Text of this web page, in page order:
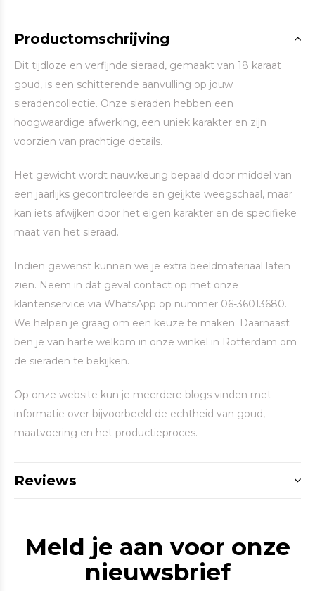
Productomschrijving
Dit tijdloze en verfijnde sieraad, gemaakt van 18 karaat
goud, is een schitterende aanvulling op jouw
sieradencollectie. Onze sieraden hebben een
hoogwaardige afwerking, een uniek karakter en zijn
voorzien van prachtige details.
Het gewicht wordt nauwkeurig bepaald door middel van
een jaarlijks gecontroleerde en geijkte weegschaal, maar
kan iets afwijken door het eigen karakter en de specifieke
maat van het sieraad.
Indien gewenst kunnen we je extra beeldmateriaal laten
zien. Neem in dat geval contact op met onze
klantenservice via WhatsApp op nummer 06-36013680.
We helpen je graag om een keuze te maken. Daarnaast
ben je van harte welkom in onze winkel in Rotterdam om
de sieraden te bekijken.
Op onze website kun je meerdere blogs vinden met
informatie over bijvoorbeeld de echtheid van goud,
maatvoering en het productieproces.
Reviews
Meld je aan voor onze
nieuwsbrief